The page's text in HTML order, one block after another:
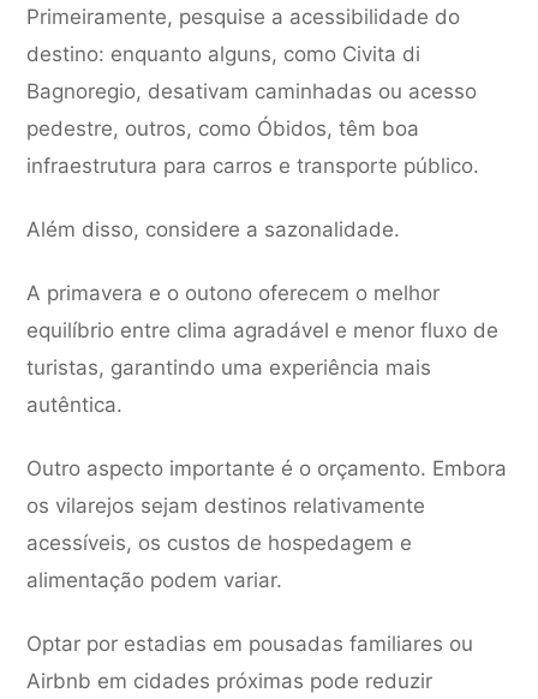
Primeiramente, pesquise a acessibilidade do
destino: enquanto alguns, como Civita di
Bagnoregio, desativam caminhadas ou acesso
pedestre, outros, como Óbidos, têm boa
infraestrutura para carros e transporte público.
Além disso, considere a sazonalidade.
A primavera e o outono oferecem o melhor
equilíbrio entre clima agradável e menor fluxo de
turistas, garantindo uma experiência mais
autêntica.
Outro aspecto importante é o orçamento. Embora
os vilarejos sejam destinos relativamente
acessíveis, os custos de hospedagem e
alimentação podem variar.
Optar por estadias em pousadas familiares ou
Airbnb em cidades próximas pode reduzir